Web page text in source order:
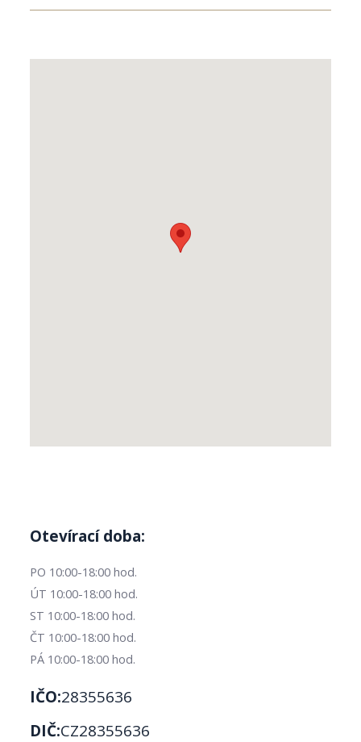
Otevírací doba:
PO 10:00-18:00 hod.
ÚT 10:00-18:00 hod.
ST 10:00-18:00 hod.
ČT 10:00-18:00 hod.
PÁ 10:00-18:00 hod.
IČO:28355636
DIČ:CZ28355636